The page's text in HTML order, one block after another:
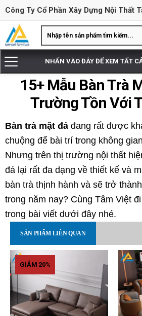
Công Ty Cổ Phần Xây Dựng Nội Thất
NHẤN VÀO ĐÂY ĐỂ XEM TẤT
15+ Mẫu Bàn Trà
Trường Tồn Với
Bàn trà mặt đá đang rất được
chuộng để bài trí trong không
Nhưng trên thị trường nội thất
đá lại rất đa dạng về thiết kế và
bàn trà thịnh hành và sẽ trở
trong năm nay? Cùng Tâm Việt
trong bài viết dưới đây nhé.
SẢN PHẨM LIÊN QUAN
GIẢM 20%